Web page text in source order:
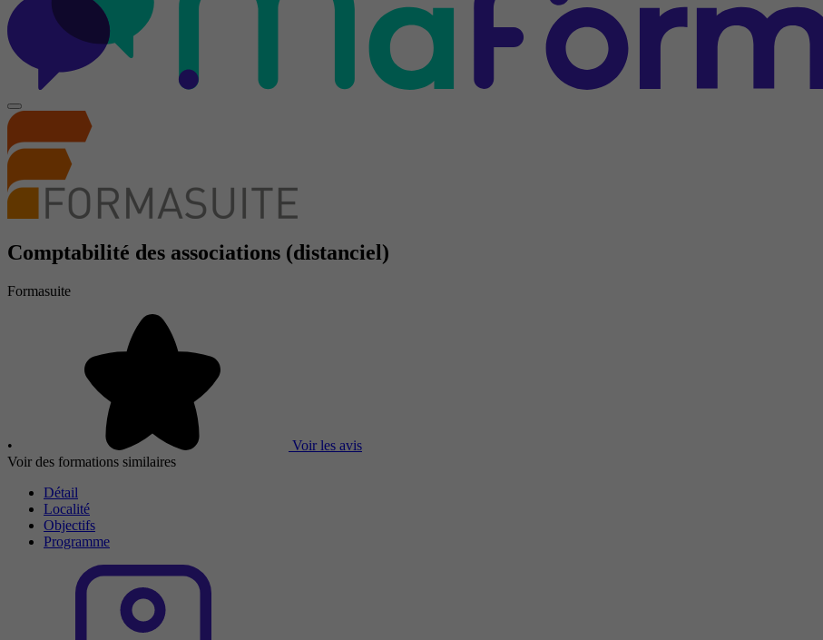
Comptabilité des associations (distanciel)
Formasuite
•
Voir les avis
Voir des formations similaires
Détail
Localité
Objectifs
Programme